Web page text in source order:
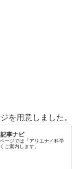
を用意しました。
事ナビ
ージでは「アリエナイ科学
ご案内します。